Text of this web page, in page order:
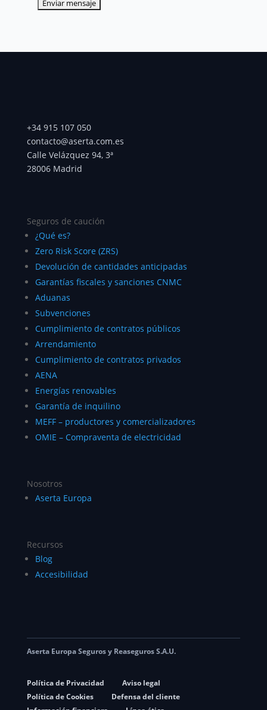
+34 915 107 050
contacto@aserta.com.es
Calle Velázquez 94, 3ª
28006 Madrid
Seguros de caución
¿Qué es?
Zero Risk Score (ZRS)
Devolución de cantidades anticipadas
Garantías fiscales y sanciones CNMC
Aduanas
Subvenciones
Cumplimiento de contratos públicos
Arrendamiento
Cumplimiento de contratos privados
AENA
Energías renovables
Garantía de inquilino
MEFF – productores y comercializadores
OMIE – Compraventa de electricidad
Nosotros
Aserta Europa
Recursos
Blog
Accesibilidad
Aserta Europa Seguros y Reaseguros S.A.U.
Política de Privacidad
Aviso legal
Política de Cookies
Defensa del cliente